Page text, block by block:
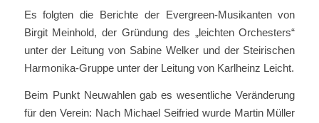
Es folgten die Berichte der Evergreen-Musikanten von
Birgit Meinhold, der Gründung des „leichten Orchesters“
unter der Leitung von Sabine Welker und der Steirischen
Harmonika-Gruppe unter der Leitung von Karlheinz Leicht.
Beim Punkt Neuwahlen gab es wesentliche Veränderung
für den Verein: Nach Michael Seifried wurde Martin Müller